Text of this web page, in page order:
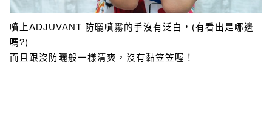
噴上ADJUVANT 防曬噴霧的手沒有泛白，(有看出是哪邊
嗎?)
而且跟沒防曬般一樣清爽，沒有黏笠笠喔！